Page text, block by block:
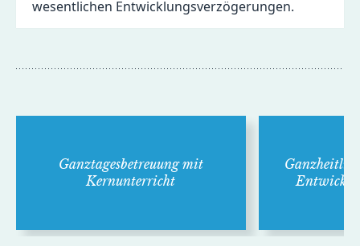
wesentlichen Entwicklungsverzögerungen.
Ganz­tages­betreuung mit
Kern­unterricht